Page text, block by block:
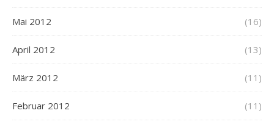
Mai 2012 (16)
April 2012 (13)
März 2012 (11)
Februar 2012 (11)